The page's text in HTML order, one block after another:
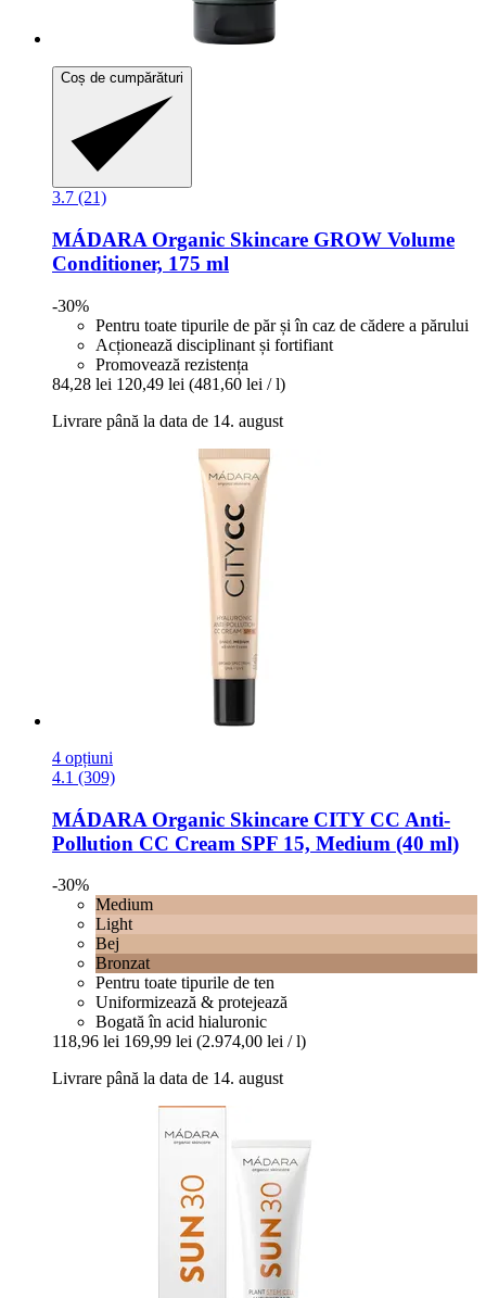
Coș de cumpărături
3.7 (21)
MÁDARA Organic Skincare GROW Volume
Conditioner, 175 ml
-30%
Pentru toate tipurile de păr și în caz de cădere a părului
Acționează disciplinant și fortifiant
Promovează rezistența
84,28 lei 120,49 lei (481,60 lei / l)
Livrare până la data de 14. august
4 opțiuni
4.1 (309)
MÁDARA Organic Skincare CITY CC Anti-​
Pollution CC Cream SPF 15, Medium (40 ml)
-30%
Medium
Light
Bej
Bronzat
Pentru toate tipurile de ten
Uniformizează & protejează
Bogată în acid hialuronic
118,96 lei 169,99 lei (2.974,00 lei / l)
Livrare până la data de 14. august